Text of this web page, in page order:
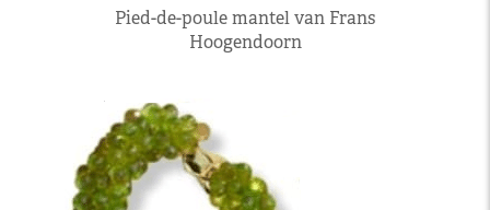
Pied-de-poule mantel van Frans
Hoogendoorn